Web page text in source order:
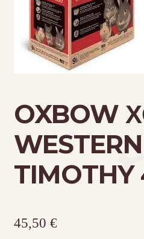
Πουλί
Κρεβατάκια
Επικοινωνία
Φροντίδα – Είδη Υγιεινής
OXBOW
WESTERN
TIMOTHY
45,50 €